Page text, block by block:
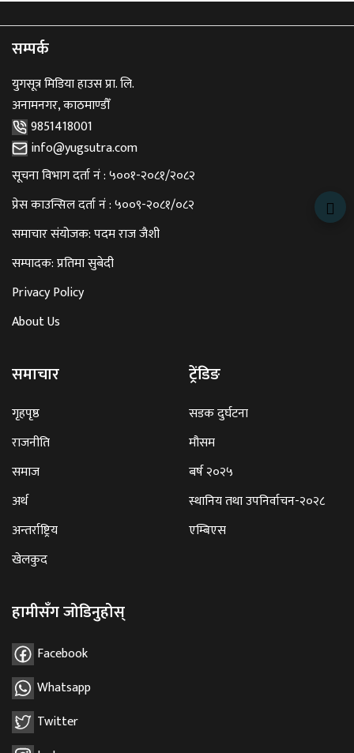
सम्पर्क
युगसूत्र मिडिया हाउस प्रा. लि.
अनामनगर, काठमाण्डौँ
9851418001
info@yugsutra.com
सूचना विभाग दर्ता नं : ५००१-२०८१/२०८२
प्रेस काउन्सिल दर्ता नं : ५००९-२०८१/०८२
समाचार संयोजक: पदम राज जैशी
सम्पादक: प्रतिमा सुबेदी
Privacy Policy
About Us
समाचार
गृहपृष्ठ
राजनीति
समाज
अर्थ
अन्तर्राष्ट्रिय
खेलकुद
ट्रेंडिङ
सडक दुर्घटना
मौसम
बर्ष २०२५
स्थानिय तथा उपनिर्वाचन-२०२८
एम्बिएस
हामीसँग जोडिनुहोस्
Facebook
Whatsapp
Twitter